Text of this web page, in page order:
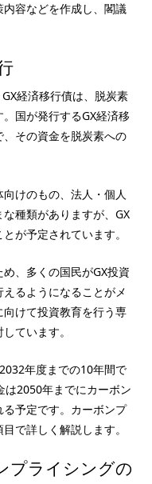
容などを作成し、閣議
経済移行債は、脱炭素
国が発行するGX経済移
その資金を脱炭素への
けのもの、法人・個人
種類がありますが、GX
が予定されています。
、多くの国民がGX投資
るようになることがメ
けて投資教育を行う専
ています。
年度までの10年間で
は2050年までにカーボン
予定です。カーボンプ
で詳しく解説します。
ライシングの